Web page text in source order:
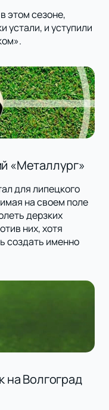
этом сезоне,
устали, и уступили
«Металлург»
для липецкого
на своем поле
дерзких
них, хотя
создать именно
на Волгоград